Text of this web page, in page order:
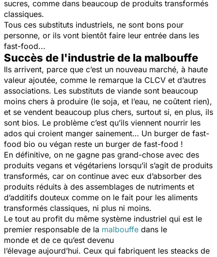
sucres, comme dans beaucoup de produits transformés
classiques.
Tous ces substituts industriels, ne sont bons pour
personne, or ils vont bientôt faire leur entrée dans les
fast-food...
Succès de l'industrie de la malbouffe
Ils arrivent, parce que c’est un nouveau marché, à haute
valeur ajoutée, comme le remarque la CLCV et d’autres
associations. Les substituts de viande sont beaucoup
moins chers à produire (le soja, et l’eau, ne coûtent rien),
et se vendent beaucoup plus chers, surtout si, en plus, ils
sont bios. Le problème c’est qu’ils viennent nourrir les
ados qui croient manger sainement… Un burger de fast-
food bio ou végan reste un burger de fast-food !
En définitive, on ne gagne pas grand-chose avec des
produits vegans et végétariens lorsqu’il s’agit de produits
transformés, car on continue avec eux d’absorber des
produits réduits à des assemblages de nutriments et
d’additifs douteux comme on le fait pour les aliments
transformés classiques, ni plus ni moins.
Le tout au profit du même système industriel qui est le
premier responsable de la malbouffe dans le
monde et de ce qu’est devenu
l’élevage aujourd’hui. Ceux qui fabriquent les steacks de